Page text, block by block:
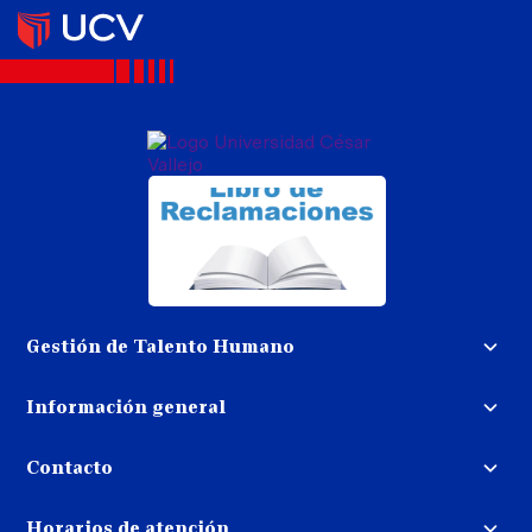
Gestión de Talento Humano
Trabaja con nosotros
Información general
dinero
Libro de reclamaciones
Contacto